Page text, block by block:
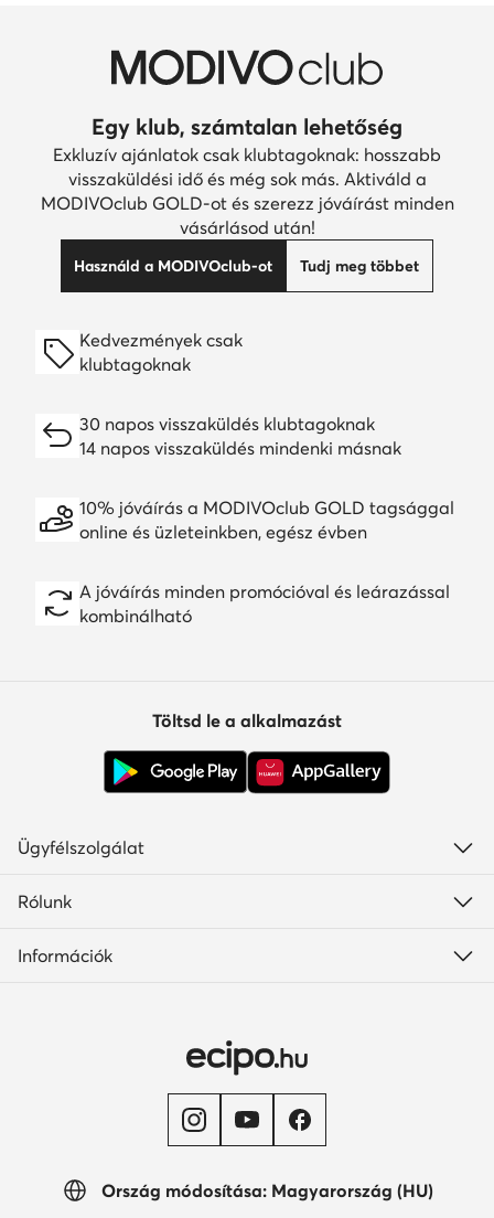
Egy klub, számtalan lehetőség
Exkluzív ajánlatok csak klubtagoknak: hosszabb
visszaküldési idő és még sok más. Aktiváld a
MODIVOclub GOLD-ot és szerezz jóváírást minden
vásárlásod után!
Használd a MODIVOclub-ot Tudj meg többet
Kedvezmények csak
klubtagoknak
30 napos visszaküldés klubtagoknak
14 napos visszaküldés mindenki másnak
10% jóváírás a MODIVOclub GOLD tagsággal
online és üzleteinkben, egész évben
A jóváírás minden promócióval és leárazással
kombinálható
Ország módosítása: Magyarország (HU)
Töltsd le a alkalmazást
Ügyfélszolgálat
Rólunk
Információk